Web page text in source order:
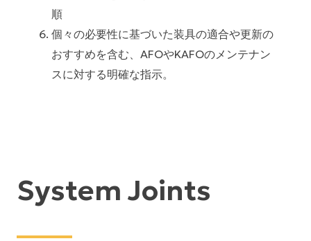
順
個々の必要性に基づいた装具の適合や更新の
おすすめを含む、AFOやKAFOのメンテナン
スに対する明確な指示。
System Joints